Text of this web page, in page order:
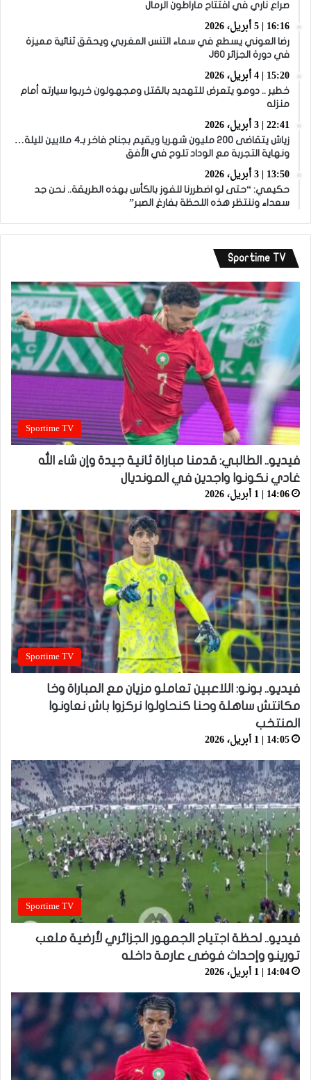
صراع ناري في افتتاح ماراطون الرمال
16:16 | 5 أبريل، 2026
رضا العوني يسطع في سماء التنس المغربي ويحقق ثنائية مميزة
في دورة الجزائر J60
15:20 | 4 أبريل، 2026
خطير .. دومو يتعرض للتهديد بالقتل ومجهولون خربوا سيارته أمام
منزله
22:41 | 3 أبريل، 2026
زياش يتقاضى 200 مليون شهريا ويقيم بجناح فاخر بـ4 ملايين لليلة…
ونهاية التجربة مع الوداد تلوح في الأفق
13:50 | 3 أبريل، 2026
حكيمي: “حتى لو اضطررنا للفوز بالكأس بهذه الطريقة.. نحن جد
سعداء وننتظر هذه اللحظة بفارغ الصبر”
Sportime TV
Sportime TV
فيديو.. الطالبي: قدمنا مباراة ثانية جيدة وإن شاء الله
غادي نكونوا واجدين في المونديال
14:06 | 1 أبريل، 2026
Sportime TV
فيديو.. بونو: اللاعبين تعاملو مزيان مع المباراة وخا
مكانتش ساهلة وحنا كنحاولوا نركزوا باش نعاونوا
المنتخب
14:05 | 1 أبريل، 2026
Sportime TV
فيديو.. لحظة اجتياح الجمهور الجزائري لأرضية ملعب
تورينو وإحداث فوضى عارمة داخله
14:04 | 1 أبريل، 2026